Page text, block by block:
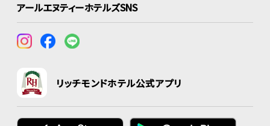
アールエヌティーホテルズSNS
リッチモンドホテル公式アプリ